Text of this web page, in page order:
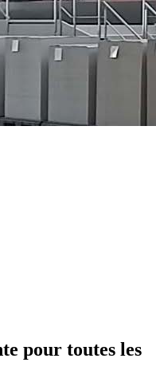
pour toutes les